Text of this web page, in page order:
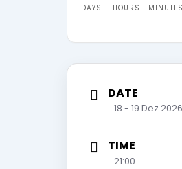
DAYS HOURS MINUTES
DATE
18 - 19 Dez 2026
TIME
21:00